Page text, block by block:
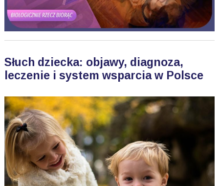
Słuch dziecka: objawy, diagnoza,
leczenie i system wsparcia w Polsce